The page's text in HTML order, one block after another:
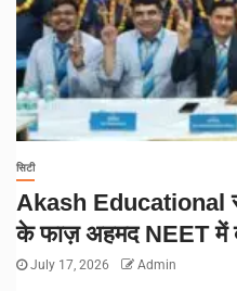
सिटी
Akash Educational
के फाज़ अहमद NEET में
July 17, 2026 Admin